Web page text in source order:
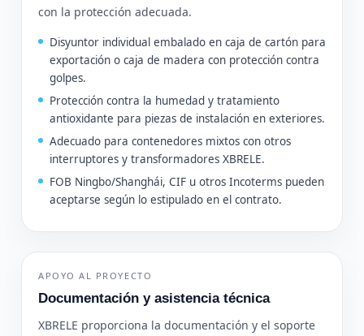
con la protección adecuada.
Disyuntor individual embalado en caja de cartón para
exportación o caja de madera con protección contra
golpes.
Protección contra la humedad y tratamiento
antioxidante para piezas de instalación en exteriores.
Adecuado para contenedores mixtos con otros
interruptores y transformadores XBRELE.
FOB Ningbo/Shanghái, CIF u otros Incoterms pueden
aceptarse según lo estipulado en el contrato.
APOYO AL PROYECTO
Documentación y asistencia técnica
XBRELE proporciona la documentación y el soporte